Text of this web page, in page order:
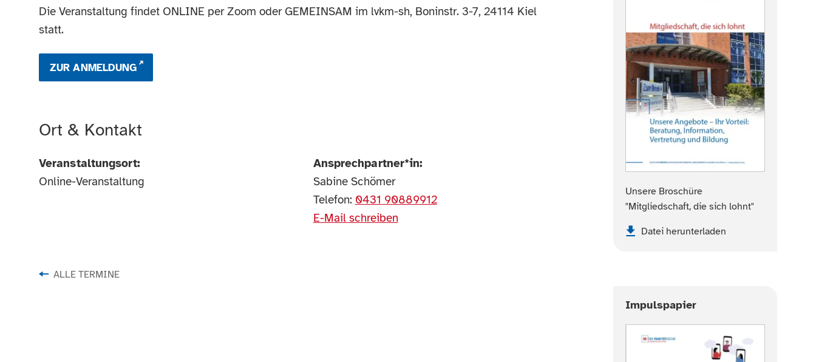
Die Veranstaltung findet ONLINE per Zoom oder GEMEINSAM im lvkm-sh, Boninstr. 3-7, 24114 Kiel
statt.
ZUR ANMELDUNG
Ort & Kontakt
Veranstaltungsort:
Online-Veranstaltung
Ansprechpartner*in:
Sabine Schömer
Telefon: 0431 90889912
E-Mail schreiben
ALLE TERMINE
Unsere Broschüre
"Mitgliedschaft, die sich lohnt"
Datei herunterladen
Impulspapier